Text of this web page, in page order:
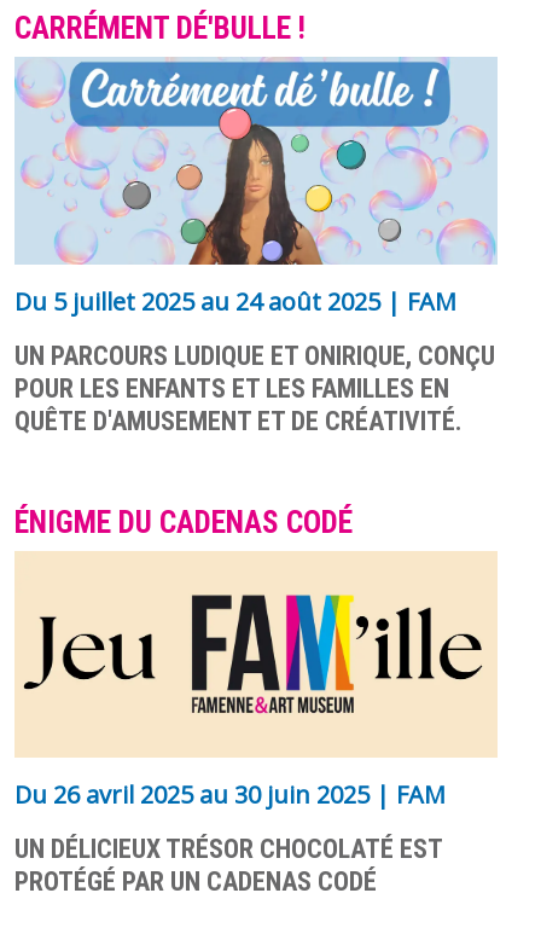
CARRÉMENT DÉ'BULLE !
Du 5 juillet 2025au 24 août 2025| FAM
UN PARCOURS LUDIQUE ET ONIRIQUE, CONÇU
POUR LES ENFANTS ET LES FAMILLES EN
QUÊTE D'AMUSEMENT ET DE CRÉATIVITÉ.
ÉNIGME DU CADENAS CODÉ
Du 26 avril 2025au 30 juin 2025| FAM
UN DÉLICIEUX TRÉSOR CHOCOLATÉ EST
PROTÉGÉ PAR UN CADENAS CODÉ